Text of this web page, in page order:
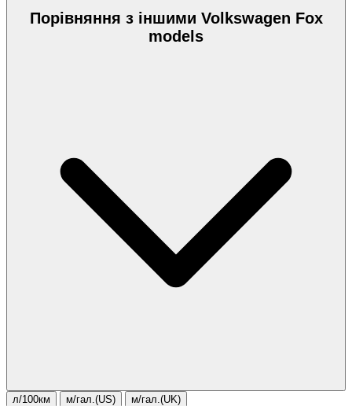
Порівняння з іншими Volkswagen Fox
models
л/100км м/гал.(US) м/гал.(UK)